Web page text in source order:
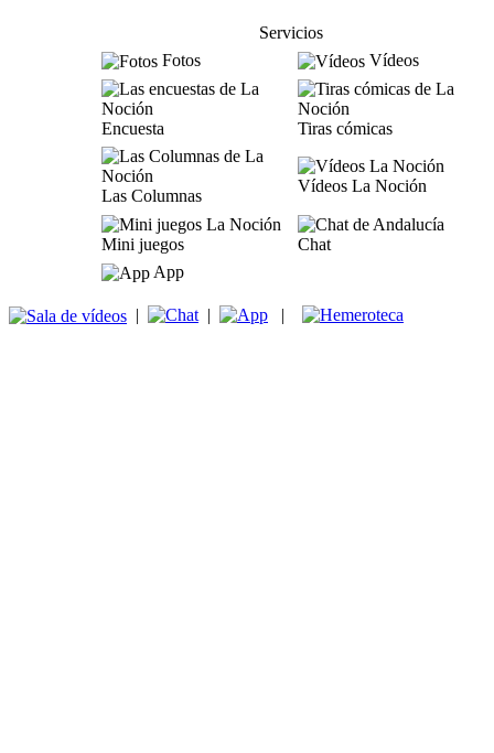
Servicios
Fotos
Vídeos
Encuesta Tiras cómicas
Las Columnas
Vídeos La Noción
Mini juegos
Chat
App
| | |